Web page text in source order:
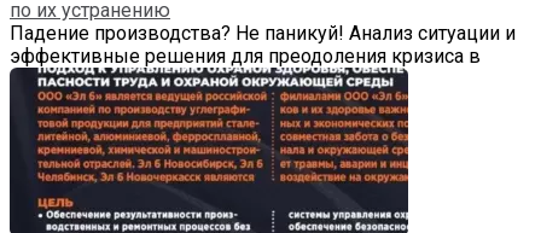
по их устранению
Падение производства? Не паникуй! Анализ ситуации и
эффективные решения для преодоления кризиса в